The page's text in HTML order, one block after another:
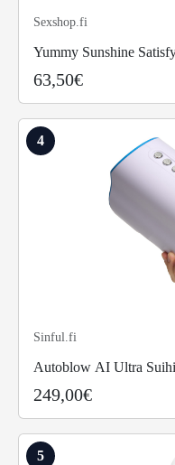
Sexshop.fi
Yummy Sunshine
63,50€
4
Sinful.fi
Autoblow AI Ultra
249,00€
5